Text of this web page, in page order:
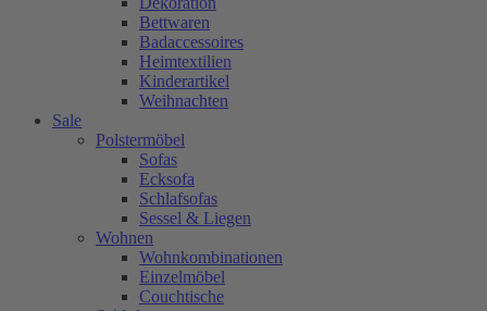
Bettwaren
Badaccessoires
Heimtextilien
Kinderartikel
Weihnachten
Sale
Polstermöbel
Sofas
Ecksofa
Schlafsofas
Sessel & Liegen
Wohnen
Wohnkombinationen
Einzelmöbel
Couchtische